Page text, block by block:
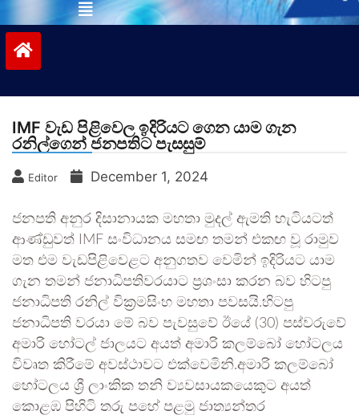
IMF වැඩ පිළිවෙල ඉදිරියට ගෙන යාම ගැන
රනිල්ගෙන් ජනපතිට පැසසුම්
Editor December 1, 2024
ජනපති අනුර දිසානායක මහතා මුදල් ඇමති හැටියටත්
ආණ්ඩුවත් IMF සංවිධානය සමඟ තමන් එකඟ වූ රාමුව
මත එම වැඩපිළිවෙළට අනුගතව වෙමින් ඉදිරියට යාම
ගැන තමන් ජනාධිපතිවරයාට ප්‍රශංසා කරන බව හිටපු
ජනාධිපති රනිල් වික්‍රමසිංහ මහතා පවසයි.හිටපු
ජනාධිපති වරයා මේ බව පැවසුවේ ඊයේ (30) පස්වරුවේ
අමාරි හෝටල් ජාලයට අයත් අමාරි කලම්බෝ හෝටලය
විවෘත කිරීමේ අවස්ථාවට එක්වෙමිනි.අමාරි කලම්බෝ
හෝටලය ශ්‍රී ලාංකික තනි ව්‍යවසායකයෙකුට අයත්
කොළඹ පිහිටි තරු පහේ පළමු ජාත්‍යන්තර